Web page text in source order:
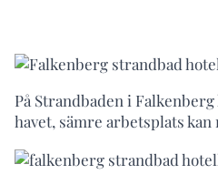
På Strandbaden i
havet, sämre arbetsplats